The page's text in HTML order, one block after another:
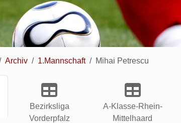
Archiv 1.Mannschaft Mihai Petrescu
Bezirksliga
Vorderpfalz
A-Klasse-Rhein-
Mittelhaard